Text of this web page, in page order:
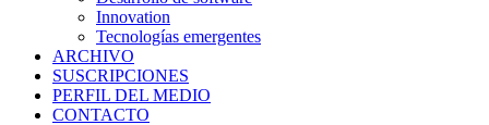
Innovation
Tecnologías emergentes
ARCHIVO
SUSCRIPCIONES
PERFIL DEL MEDIO
CONTACTO